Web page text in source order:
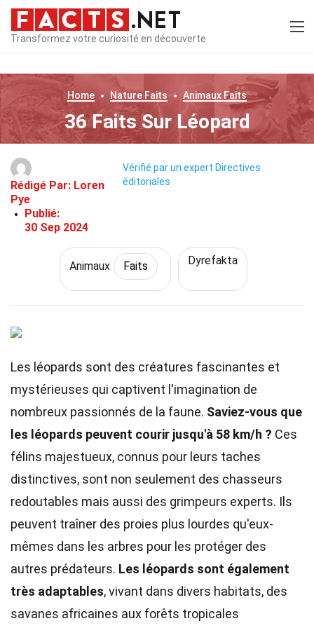
Transformez votre curiosité en découverte
Home Nature Faits Animaux Faits
36 Faits Sur Léopard
Rédigé Par: Loren
Pye
Publié:
30 Sep 2024
Vérifié par un expert Directives
éditoriales
Animaux Faits Dyrefakta
Les léopards sont des créatures fascinantes et
mystérieuses qui captivent l'imagination de
nombreux passionnés de la faune. Saviez-vous que
les léopards peuvent courir jusqu'à 58 km/h ? Ces
félins majestueux, connus pour leurs taches
distinctives, sont non seulement des chasseurs
redoutables mais aussi des grimpeurs experts. Ils
peuvent traîner des proies plus lourdes qu'eux-
mêmes dans les arbres pour les protéger des
autres prédateurs. Les léopards sont également
très adaptables, vivant dans divers habitats, des
savanes africaines aux forêts tropicales